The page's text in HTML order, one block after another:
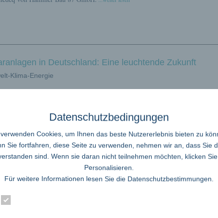
in Deutschland: Eine leuchtende Zukunft
Klima-Energie
Deutschlands steht vor einer bedeutenden Transformation,
von Solaranlagen in den Alltag der Bürgerinnen und Bürger markiert
Schritt in Richtung einer nachhaltigen und unabhängigen
dorthin ist jedoch nicht ohne Herausforderungen, insbesondere für
Datenschutzbedingungen
Cookies, um Ihnen das beste Nutzererlebnis bieten zu
Sie fortfahren, diese Seite zu verwenden, nehmen wir an, dass Sie
sind. Wenn sie daran nicht teilnehmen möchten, klicken
Personalisieren.
Für weitere Informationen lesen Sie die Datenschutzbestimmungen.